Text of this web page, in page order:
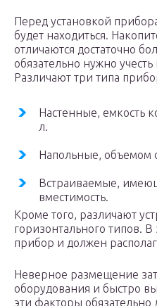
Перед установкой
будет находиться.
отличаются достаточно
обязательно нужно
Различают три типа
Настенные, емкость
л.
Напольные, объемом
Встраиваемые,
вместимость.
Кроме того, различают
горизонтального типов. В
прибор и должен
Неверное размещение
оборудования и быстро
эти факторы